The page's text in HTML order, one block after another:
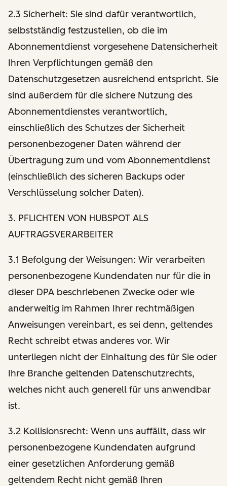
2.3 Sicherheit: Sie sind dafür verantwortlich,
selbstständig festzustellen, ob die im
Abonnementdienst vorgesehene Datensicherheit
Ihren Verpflichtungen gemäß den
Datenschutzgesetzen ausreichend entspricht. Sie
sind außerdem für die sichere Nutzung des
Abonnementdienstes verantwortlich,
einschließlich des Schutzes der Sicherheit
personenbezogener Daten während der
Übertragung zum und vom Abonnementdienst
(einschließlich des sicheren Backups oder
Verschlüsselung solcher Daten).
3. PFLICHTEN VON HUBSPOT ALS
AUFTRAGSVERARBEITER
3.1 Befolgung der Weisungen: Wir verarbeiten
personenbezogene Kundendaten nur für die in
dieser DPA beschriebenen Zwecke oder wie
anderweitig im Rahmen Ihrer rechtmäßigen
Anweisungen vereinbart, es sei denn, geltendes
Recht schreibt etwas anderes vor. Wir
unterliegen nicht der Einhaltung des für Sie oder
Ihre Branche geltenden Datenschutzrechts,
welches nicht auch generell für uns anwendbar
ist.
3.2 Kollisionsrecht: Wenn uns auffällt, dass wir
personenbezogene Kundendaten aufgrund
einer gesetzlichen Anforderung gemäß
geltendem Recht nicht gemäß Ihren